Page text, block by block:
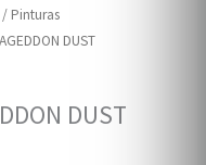
/ Pinturas
DUST
DUST